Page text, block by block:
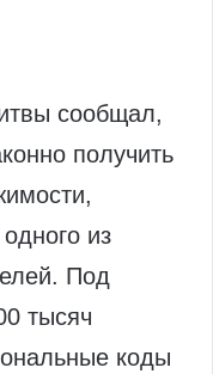
сообщал,
получить
из
Под
тысяч
коды